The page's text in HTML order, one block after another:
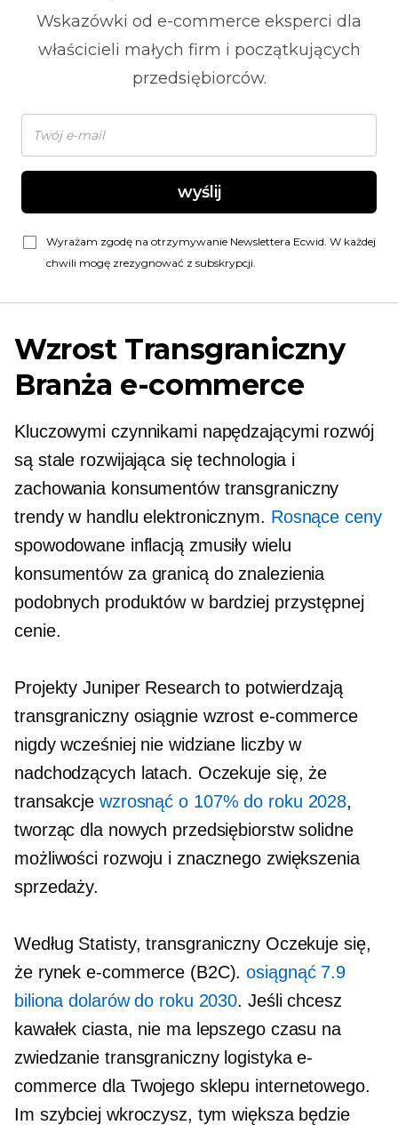
Wskazówki od e-commerce eksperci dla
właścicieli małych firm i początkujących
przedsiębiorców.
wyślij
Wyrażam zgodę na otrzymywanie Newslettera Ecwid. W każdej
chwili mogę zrezygnować z subskrypcji.
Wzrost Transgraniczny
Branża e-commerce
Kluczowymi czynnikami napędzającymi rozwój
są stale rozwijająca się technologia i
zachowania konsumentów transgraniczny
trendy w handlu elektronicznym. Rosnące ceny
spowodowane inflacją zmusiły wielu
konsumentów za granicą do znalezienia
podobnych produktów w bardziej przystępnej
cenie.
Projekty Juniper Research to potwierdzają
transgranicznyosiągnie wzrost e-commerce
nigdy wcześniej nie widziane liczby w
nadchodzących latach. Oczekuje się, że
transakcje wzrosnąć o 107% do roku 2028,
tworząc dla nowych przedsiębiorstw solidne
możliwości rozwoju i znacznego zwiększenia
sprzedaży.
Według Statisty,transgranicznyOczekuje się,
że rynek e-commerce (B2C).osiągnąć 7.9
biliona dolarów do roku 2030. Jeśli chcesz
kawałek ciasta, nie ma lepszego czasu na
zwiedzanie transgranicznylogistyka e-
commerce dla Twojego sklepu internetowego.
Im szybciej wkroczysz, tym większa będzie